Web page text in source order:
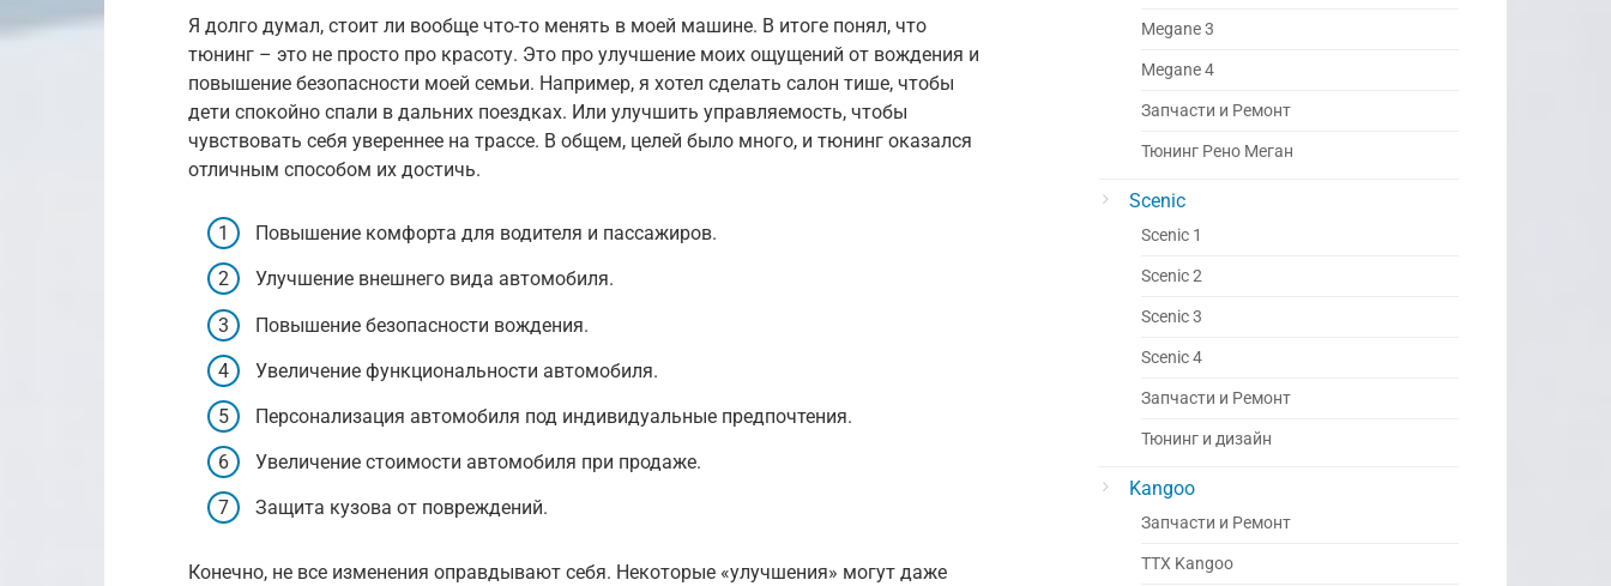
Я долго думал, стоит ли вообще что-то менять в моей машине. В итоге понял, что
тюнинг – это не просто про красоту. Это про улучшение моих ощущений от вождения и
повышение безопасности моей семьи. Например, я хотел сделать салон тише, чтобы
дети спокойно спали в дальних поездках. Или улучшить управляемость, чтобы
чувствовать себя увереннее на трассе. В общем, целей было много, и тюнинг оказался
отличным способом их достичь.
Повышение комфорта для водителя и пассажиров.
Улучшение внешнего вида автомобиля.
Повышение безопасности вождения.
Увеличение функциональности автомобиля.
Персонализация автомобиля под индивидуальные предпочтения.
Увеличение стоимости автомобиля при продаже.
Защита кузова от повреждений.
Конечно, не все изменения оправдывают себя. Некоторые «улучшения» могут даже
Megane 3
Megane 4
Запчасти и Ремонт
Тюнинг Рено Меган
Scenic
Scenic 1
Scenic 2
Scenic 3
Scenic 4
Запчасти и Ремонт
Тюнинг и дизайн
Kangoo
Запчасти и Ремонт
ТТХ Kangoo